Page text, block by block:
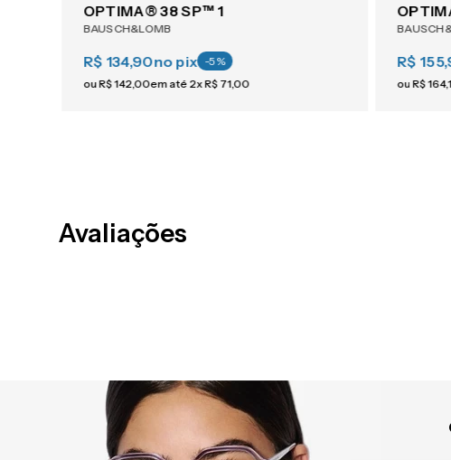
OPTIMA® 38 SP™ 1
BAUSCH&LOMB
R$ 134,90no pix -5%
ouR$142,00em até 2xR$ 71,00
R$
ouR$164,
Avaliações